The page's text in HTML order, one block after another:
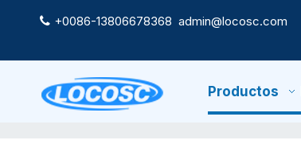
 +0086-13806678368 admin@locosc.com
Productos